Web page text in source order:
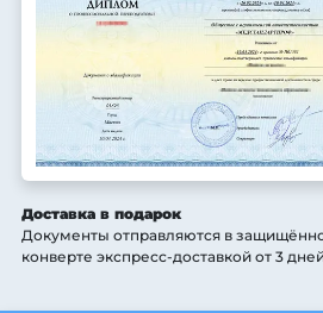
Доставка в подарок
Документы отправляются в
конверте экспресс-доставкой от 3